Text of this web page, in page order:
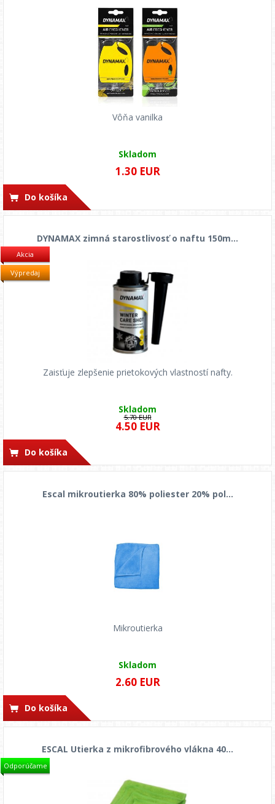
Vôňa vanilka
Skladom
1.30 EUR
Do košíka
Akcia
Výpredaj
DYNAMAX zimná starostlivosť o naftu 150m...
Zaisťuje zlepšenie prietokových vlastností nafty.
Skladom
4.50 EUR
5.70 EUR
Do košíka
Escal mikroutierka 80% poliester 20% pol...
Mikroutierka
Skladom
2.60 EUR
Do košíka
Odporúčame
ESCAL Utierka z mikrofibrového vlákna 40...